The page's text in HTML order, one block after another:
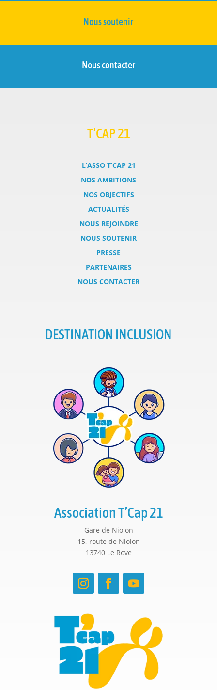
Nous soutenir
Nous contacter
T’CAP 21
L’ASSO T’CAP 21
NOS AMBITIONS
NOS OBJECTIFS
ACTUALITÉS
NOUS REJOINDRE
NOUS SOUTENIR
PRESSE
PARTENAIRES
NOUS CONTACTER
DESTINATION INCLUSION
Association T’Cap 21
Gare de Niolon
15, route de Niolon
13740 Le Rove